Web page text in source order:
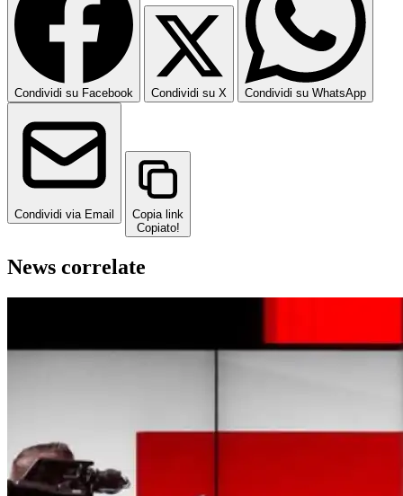
Condividi su Facebook Condividi su X Condividi su WhatsApp
Condividi via Email
Copia link
Copiato!
News correlate